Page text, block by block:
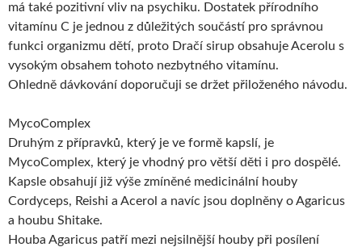
má také pozitivní vliv na psychiku. Dostatek přírodního
vitamínu C je jednou z důležitých součástí pro správnou
funkci organizmu dětí, proto Dračí sirup obsahuje Acerolu s
vysokým obsahem tohoto nezbytného vitamínu.
Ohledně dávkování doporučuji se držet přiloženého návodu.
MycoComplex
Druhým z přípravků, který je ve formě kapslí, je
MycoComplex, který je vhodný pro větší děti i pro dospělé.
Kapsle obsahují již výše zmíněné medicinální houby
Cordyceps, Reishi a Acerol a navíc jsou doplněny o Agaricus
a houbu Shitake.
Houba Agaricus patří mezi nejsilnější houby při posílení